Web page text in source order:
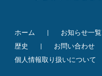
ホーム お知らせ一覧
歴史
お問い合わせ
個人情報取り扱いについて